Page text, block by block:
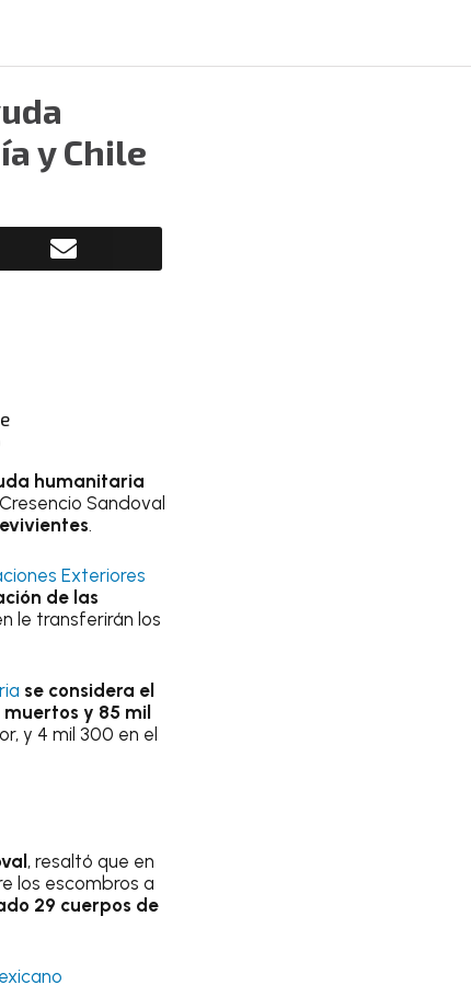
y Chile
humanitaria
Sandoval
.
Exteriores
de las
le transferirán los
se considera el
y 85 mil
y 4 mil 300 en el
, resaltó que en
los escombros a
29 cuerpos de